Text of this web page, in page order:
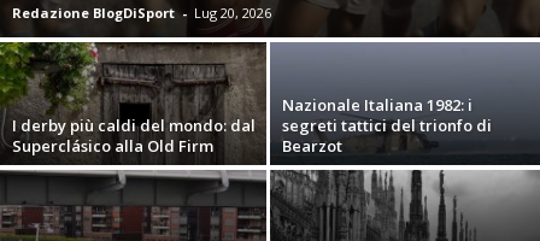
Redazione BlogDiSport - Lug 20, 2026
I derby più caldi del mondo: dal
Superclásico alla Old Firm
Nazionale Italiana 1982: i
segreti tattici del trionfo di
Bearzot